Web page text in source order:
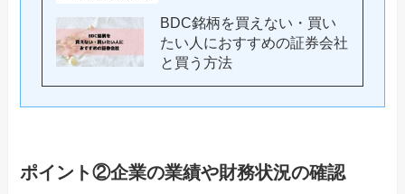
BDC銘柄を買えない・買い
たい人におすすめの証券会社
と買う方法
ポイント②企業の業績や財務状況の確認